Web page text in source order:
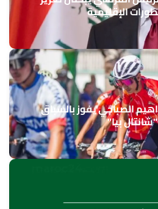
الإقليمية
الصباحي يفوز بالسباق
بيا"